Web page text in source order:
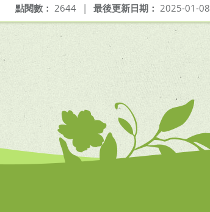
最後更新日期： 2025-01-08
點閱數： 2644 |